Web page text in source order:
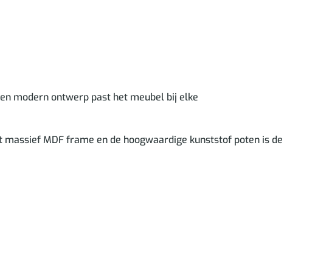
modern ontwerp past het meubel bij elke
MDF frame en de hoogwaardige kunststof poten is de